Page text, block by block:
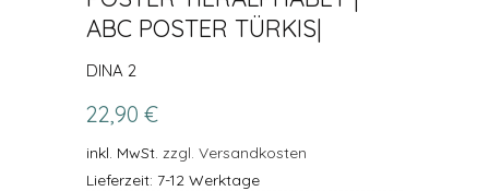
ABC POSTER TÜRKIS|
DINA 2
22,90 €
inkl. MwSt. zzgl. Versandkosten
Lieferzeit: 7-12 Werktage